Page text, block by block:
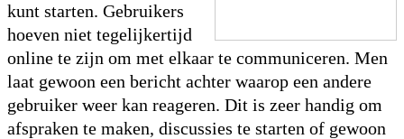
kunt starten. Gebruikers
hoeven niet tegelijkertijd
online te zijn om met elkaar te communiceren. Men
laat gewoon een bericht achter waarop een andere
gebruiker weer kan reageren. Dit is zeer handig om
afspraken te maken, discussies te starten of gewoon